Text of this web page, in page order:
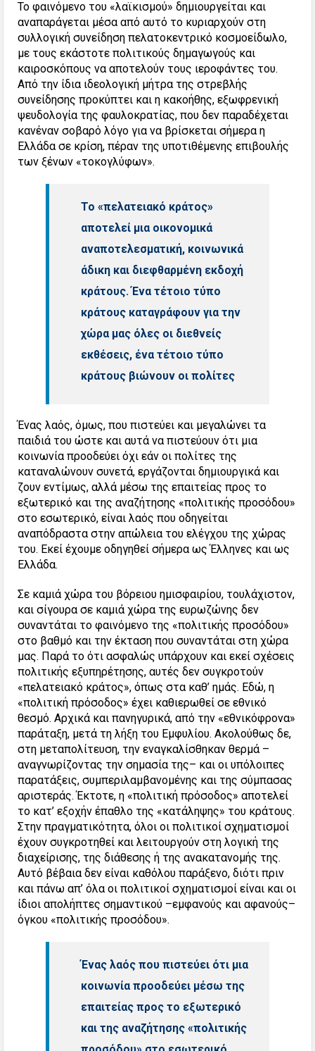
Το φαινόμενο του «λαϊκισμού» δημιουργείται και
αναπαράγεται μέσα από αυτό το κυριαρχούν στη
συλλογική συνείδηση πελατοκεντρικό κοσμοείδωλο,
με τους εκάστοτε πολιτικούς δημαγωγούς και
καιροσκόπους να αποτελούν τους ιεροφάντες του.
Από την ίδια ιδεολογική μήτρα της στρεβλής
συνείδησης προκύπτει και η κακοήθης, εξωφρενική
ψευδολογία της φαυλοκρατίας, που δεν παραδέχεται
κανέναν σοβαρό λόγο για να βρίσκεται σήμερα η
Ελλάδα σε κρίση, πέραν της υποτιθέμενης επιβουλής
των ξένων «τοκογλύφων».
Το «πελατειακό κράτος»
αποτελεί μια οικονομικά
αναποτελεσματική, κοινωνικά
άδικη και διεφθαρμένη εκδοχή
κράτους. Ένα τέτοιο τύπο
κράτους καταγράφουν για την
χώρα μας όλες οι διεθνείς
εκθέσεις, ένα τέτοιο τύπο
κράτους βιώνουν οι πολίτες
Ένας λαός, όμως, που πιστεύει και μεγαλώνει τα
παιδιά του ώστε και αυτά να πιστεύουν ότι μια
κοινωνία προοδεύει όχι εάν οι πολίτες της
καταναλώνουν συνετά, εργάζονται δημιουργικά και
ζουν εντίμως, αλλά μέσω της επαιτείας προς το
εξωτερικό και της αναζήτησης «πολιτικής προσόδου»
στο εσωτερικό, είναι λαός που οδηγείται
αναπόδραστα στην απώλεια του ελέγχου της χώρας
του. Εκεί έχουμε οδηγηθεί σήμερα ως Έλληνες και ως
Ελλάδα.
Σε καμιά χώρα του βόρειου ημισφαιρίου, τουλάχιστον,
και σίγουρα σε καμιά χώρα της ευρωζώνης δεν
συναντάται το φαινόμενο της «πολιτικής προσόδου»
στο βαθμό και την έκταση που συναντάται στη χώρα
μας. Παρά το ότι ασφαλώς υπάρχουν και εκεί σχέσεις
πολιτικής εξυπηρέτησης, αυτές δεν συγκροτούν
«πελατειακό κράτος», όπως στα καθ’ ημάς. Εδώ, η
«πολιτική πρόσοδος» έχει καθιερωθεί σε εθνικό
θεσμό. Αρχικά και πανηγυρικά, από την «εθνικόφρονα»
παράταξη, μετά τη λήξη του Εμφυλίου. Ακολούθως δε,
στη μεταπολίτευση, την εναγκαλίσθηκαν θερμά –
αναγνωρίζοντας την σημασία της– και οι υπόλοιπες
παρατάξεις, συμπεριλαμβανομένης και της σύμπασας
αριστεράς. Έκτοτε, η «πολιτική πρόσοδος» αποτελεί
το κατ’ εξοχήν έπαθλο της «κατάληψης» του κράτους.
Στην πραγματικότητα, όλοι οι πολιτικοί σχηματισμοί
έχουν συγκροτηθεί και λειτουργούν στη λογική της
διαχείρισης, της διάθεσης ή της ανακατανομής της.
Αυτό βέβαια δεν είναι καθόλου παράξενο, διότι πριν
και πάνω απ’ όλα οι πολιτικοί σχηματισμοί είναι και οι
ίδιοι απολήπτες σημαντικού –εμφανούς και αφανούς–
όγκου «πολιτικής προσόδου».
Ένας λαός που πιστεύει ότι μια
κοινωνία προοδεύει μέσω της
επαιτείας προς το εξωτερικό
και της αναζήτησης «πολιτικής